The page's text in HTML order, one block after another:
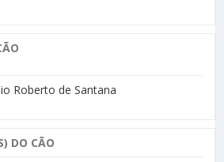
Roberto de Santana
DO CÃO